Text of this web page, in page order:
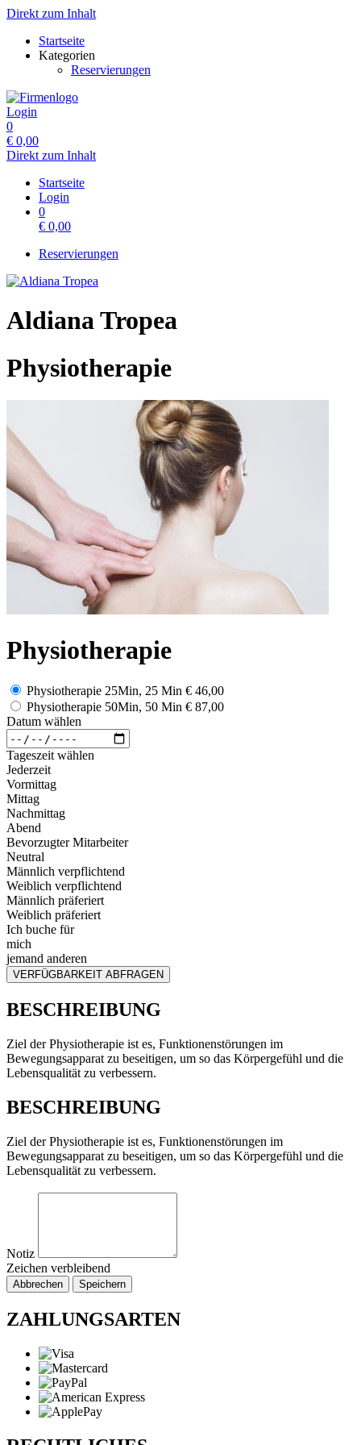
Direkt zum Inhalt
Startseite
Kategorien
Reservierungen
Login
0
€ 0,00
Direkt zum Inhalt
Startseite
Login
0
€ 0,00
Reservierungen
Aldiana Tropea
Physiotherapie
Physiotherapie
Physiotherapie 25Min, 25 Min € 46,00
Physiotherapie 50Min, 50 Min € 87,00
Datum wählen
Tageszeit wählen
Jederzeit
Vormittag
Mittag
Nachmittag
Abend
Bevorzugter Mitarbeiter
Neutral
Männlich verpflichtend
Weiblich verpflichtend
Männlich präferiert
Weiblich präferiert
Ich buche für
mich
jemand anderen
VERFÜGBARKEIT ABFRAGEN
BESCHREIBUNG
Ziel der Physiotherapie ist es, Funktionenstörungen im
Bewegungsapparat zu beseitigen, um so das Körpergefühl und die
Lebensqualität zu verbessern.
BESCHREIBUNG
Ziel der Physiotherapie ist es, Funktionenstörungen im
Bewegungsapparat zu beseitigen, um so das Körpergefühl und die
Lebensqualität zu verbessern.
Notiz
Zeichen verbleibend
Abbrechen Speichern
ZAHLUNGSARTEN